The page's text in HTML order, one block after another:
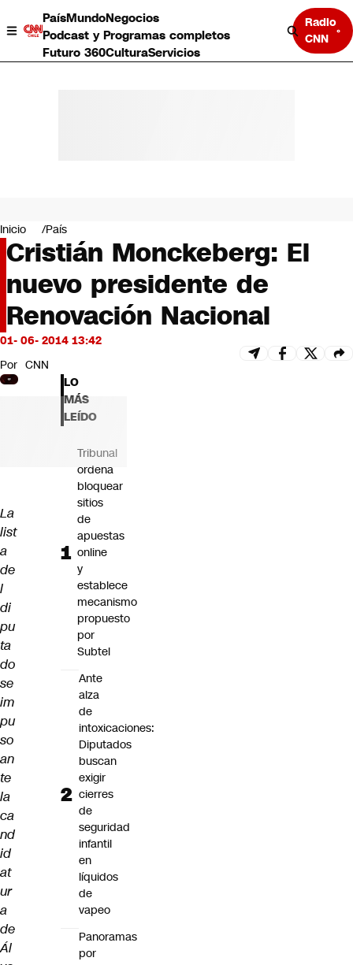
PaísMundoNegocios
Podcast y Programas completos
Futuro 360CulturaServicios
Radio
CNN
Negocios
Deportes
Programas completos
Cultura
Servicios
Bits
CNN tiempo
Futuro 360
Opinión
Inicio País
Cristián Monckeberg: El
nuevo presidente de
Renovación Nacional
01- 06- 2014 13:42
Por CNN
La
list
a
de
l
di
pu
ta
do
se
im
pu
so
an
te
la
ca
nd
id
at
ur
a
de
Ál
LO
MÁS
LEÍDO
Tribunal
ordena
bloquear
sitios
de
apuestas
online
y
establece
mecanismo
propuesto
por
Subtel
Ante
alza
de
intoxicaciones:
Diputados
buscan
exigir
cierres
de
seguridad
infantil
en
líquidos
de
vapeo
Panoramas
por